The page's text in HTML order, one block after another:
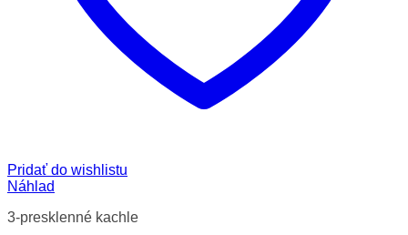
Pridať do wishlistu
Náhlad
3-presklenné kachle